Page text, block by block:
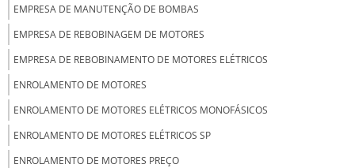
EMPRESA DE MANUTENÇÃO DE BOMBAS
EMPRESA DE REBOBINAGEM DE MOTORES
EMPRESA DE REBOBINAMENTO DE MOTORES ELÉTRICOS
ENROLAMENTO DE MOTORES
ENROLAMENTO DE MOTORES ELÉTRICOS MONOFÁSICOS
ENROLAMENTO DE MOTORES ELÉTRICOS SP
ENROLAMENTO DE MOTORES PREÇO